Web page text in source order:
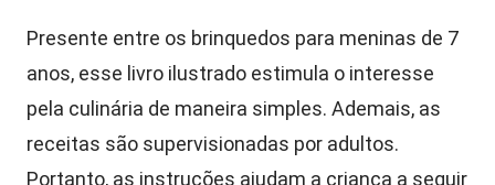
Presente entre os brinquedos para meninas de 7
anos, esse livro ilustrado estimula o interesse
pela culinária de maneira simples. Ademais, as
receitas são supervisionadas por adultos.
Portanto, as instruções ajudam a criança a seguir